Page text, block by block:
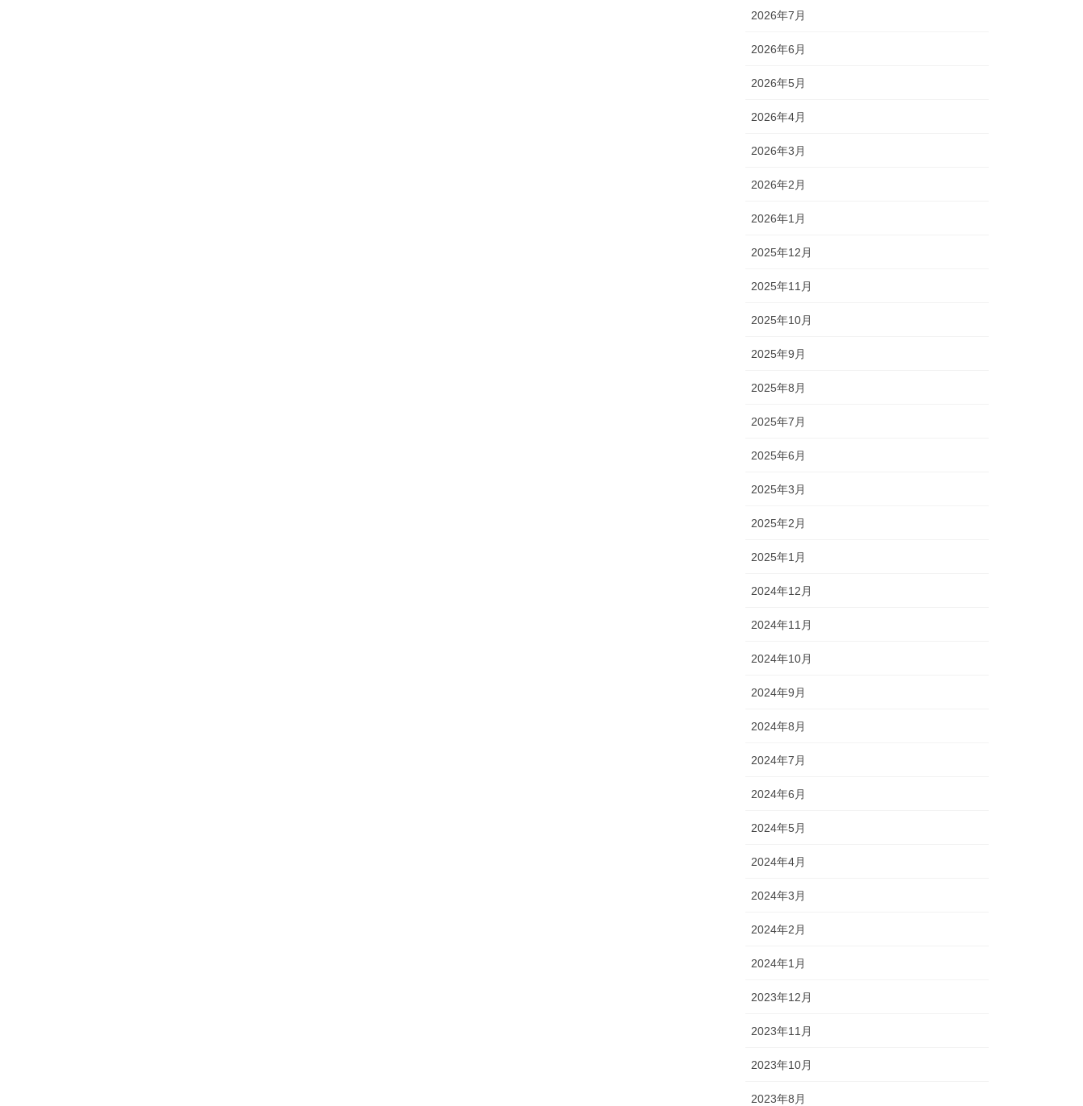
2026年7月
2026年6月
2026年5月
2026年4月
2026年3月
2026年2月
2026年1月
2025年12月
2025年11月
2025年10月
2025年9月
2025年8月
2025年7月
2025年6月
2025年3月
2025年2月
2025年1月
2024年12月
2024年11月
2024年10月
2024年9月
2024年8月
2024年7月
2024年6月
2024年5月
2024年4月
2024年3月
2024年2月
2024年1月
2023年12月
2023年11月
2023年10月
2023年8月